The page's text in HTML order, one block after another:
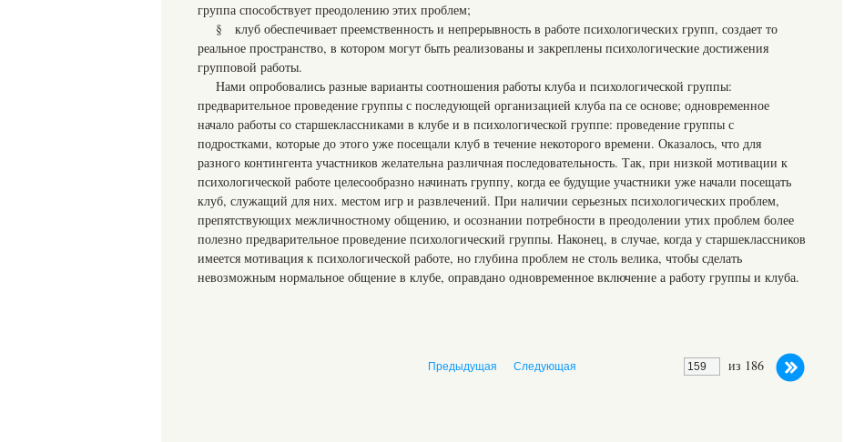
группа способствует преодолению этих проблем;
§ клуб обеспечивает преемственность и непрерывность в работе психологических групп, создает то
реальное пространство, в котором могут быть реализованы и закреплены психологические достижения
групповой работы.
Нами опробовались разные варианты соотношения работы клуба и психологической группы:
предварительное проведение группы с последующей организацией клуба па се основе; одновременное
начало работы со старшеклассниками в клубе и в психологической группе: проведение группы с
подростками, которые до этого уже посещали клуб в течение некоторого времени. Оказалось, что для
разного контингента участников желательна различная последовательность. Так, при низкой мотивации к
психологической работе целесообразно начинать группу, когда ее будущие участники уже начали посещать
клуб, служащий для них. местом игр и развлечений. При наличии серьезных психологических проблем,
препятствующих межличностному общению, и осознании потребности в преодолении утих проблем более
полезно предварительное проведение психологический группы. Наконец, в случае, когда у старшеклассников
имеется мотивация к психологической работе, но глубина проблем не столь велика, чтобы сделать
невозможным нормальное общение в клубе, оправдано одновременное включение а работу группы и клуба.
из 186
Предыдущая Следующая